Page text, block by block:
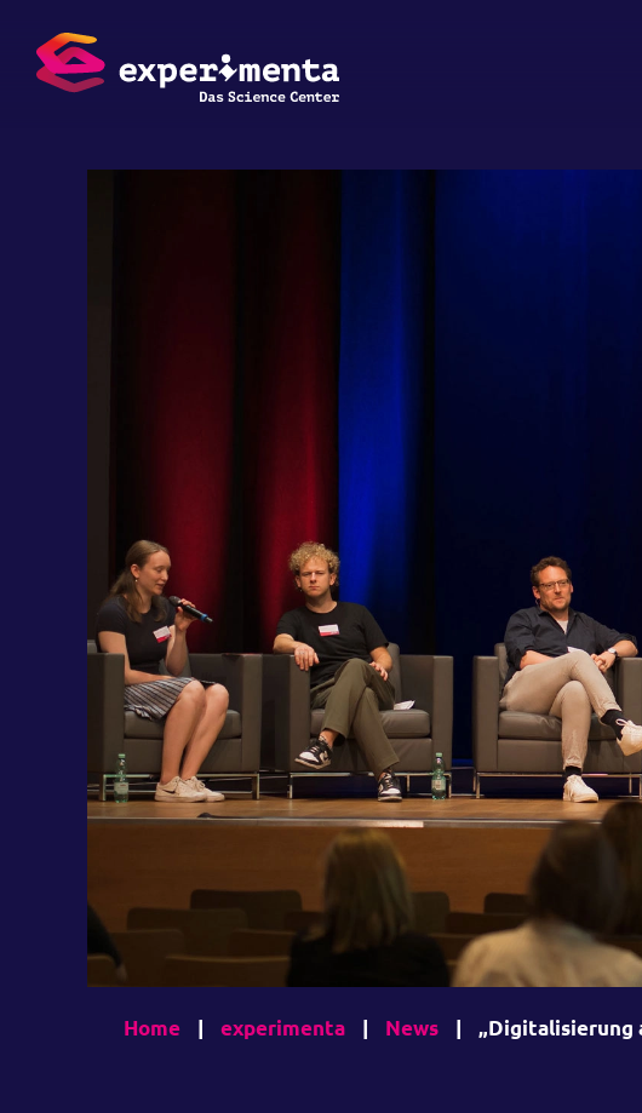
Home | experimenta | News | „Digitalisierung